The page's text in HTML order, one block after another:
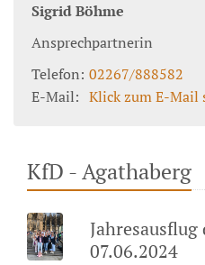
SigridBöhme
Ansprechpartnerin
Telefon: 02267/888582
E-Mail: Klick zum E-Mail
KfD - Agathaberg
07.06.2024